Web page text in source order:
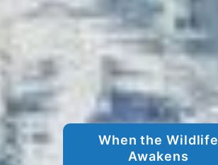
When the Wildlife
Awakens